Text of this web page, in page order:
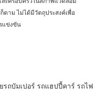
ตาม ไม่ได้มีวัตถุประสงค์เพื่อ
แข่งขัน
รถบัมเปอร์ รถแฮปปี้คาร์ รถไฟ